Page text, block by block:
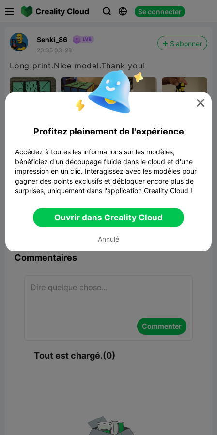
Creality Cloud   Se connecter
Senki_86
20:35 03-28
S'abonner
Long print.Nice model.Thank you!
Rubik's Cube Prank Cube and Twisty

Commentaires
Commenter
Tout est chargé.(0)

Profitez pleinement de l'expérience
Accédez à toutes les informations sur les modèles,
bénéficiez d'un découpage fluide dans le cloud et d'une
impression en un clic. Interagissez avec les modèles pour
gagner des points exclusifs et débloquer encore plus de
surprises, uniquement dans l'application Creality Cloud !
Ouvrir dans Creality Cloud
Annulé